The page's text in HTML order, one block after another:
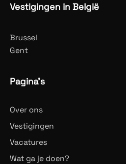
Vestigingen in België
Brussel
Gent
Pagina's
Over ons
Vestigingen
Vacatures
Wat ga je doen?